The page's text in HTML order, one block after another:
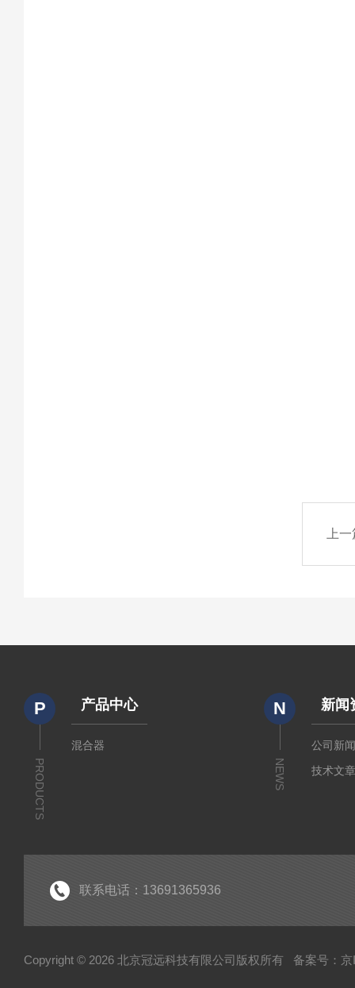
上
P
PRODUCTS
产品中心
混合器
N
NEWS
新闻
公司新
技术文
联系电话：13691365936
Copyright © 2026 北京冠远科技有限公司版权所有 备案号：